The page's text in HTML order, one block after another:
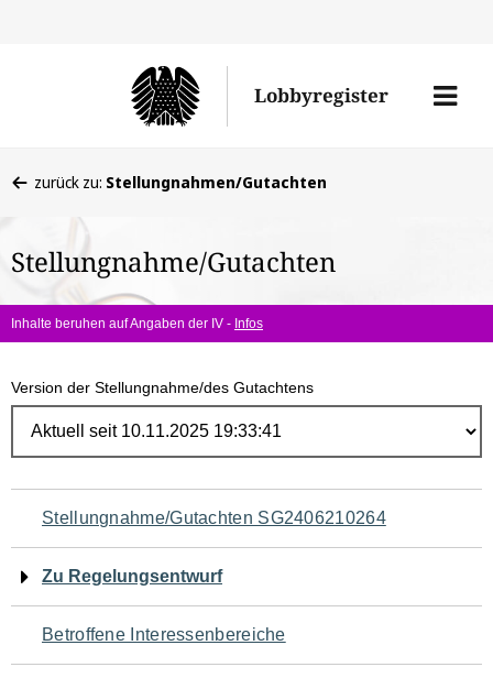
Lobbyregister
Menü
befinden
hier:
zurück zu: Stellungnahmen/Gutachten
Stellungnahme/Gutachten
Inhalte beruhen auf Angaben der IV - Infos
Version der Stellungnahme/des Gutachtens
Navigation
für
den
Seiteninhalt
Stellungnahme/Gutachten SG2406210264
Zu Regelungsentwurf
Betroffene Interessenbereiche